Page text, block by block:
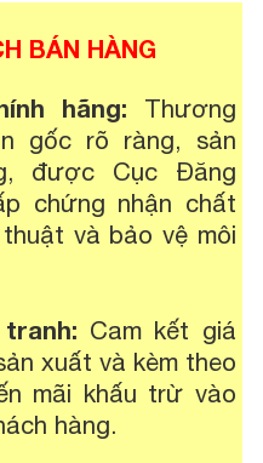
BÁN HÀNG
hãng: Thương
gốc rõ ràng, sản
được Cục Đăng
chứng nhận chất
và bảo vệ môi
Cam kết giá
xuất và kèm theo
mãi khấu trừ vào
hàng.